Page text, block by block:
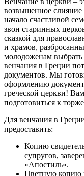
возвышенное слияние
начало счастливой
звон старинных
сказкой для
и храмов,
молодоженам выбрать
венчания в Греции
документов. Мы
оформлению
греческой церкви!
подготовиться к
Для венчания в
предоставить:
Копию
супругов,
«Апостиль».
Цветную копию